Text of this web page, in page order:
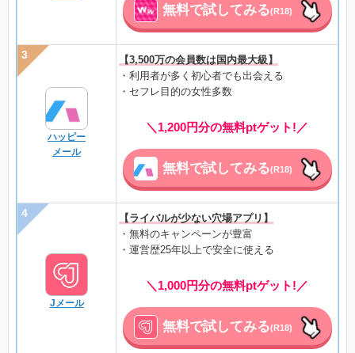
無料で試してみる(R18)
ハッピー
メール
【3,500万の会員数は国内最大級】
・利用者が多く初心者でも出会える
・セフレ目的の女性多数
＼1,200円分の無料ptゲット!／
無料で試してみる(R18)
Jメール
【ライバルが少ない穴場アプリ】
・無料のキャンペーンが豊富
・運営歴25年以上で安全に使える
＼1,000円分の無料ptゲット!／
無料で試してみる(R18)